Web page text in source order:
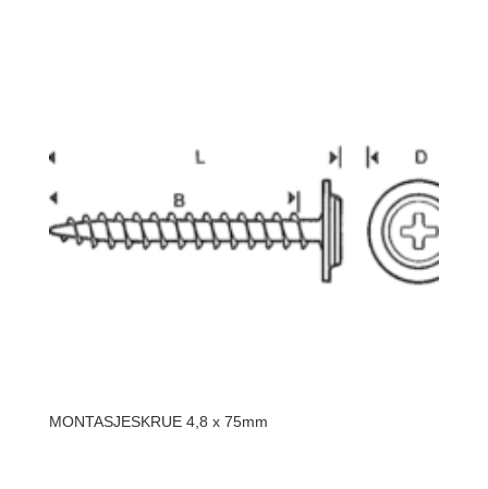
MONTASJESKRUE 4,8 x 75mm